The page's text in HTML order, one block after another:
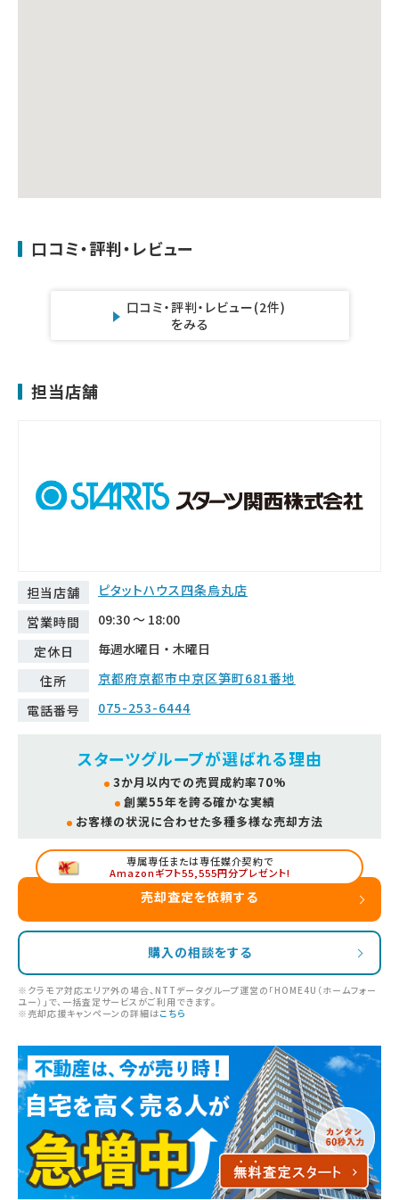
口コミ・評判・レビュー
口コミ・評判・レビュー
をみる
(2件)
担当店舗
担当店舗
ピタットハウス四条烏丸店
営業時間
09:30 ～ 18:00
定休日
毎週水曜日・木曜日
住所
京都府京都市中京区笋町681番地
電話番号
075-253-6444
スターツグループが選ばれる理由
3か月以内での売買成約率70%
創業55年を誇る確かな実績
お客様の状況に合わせた多種多様な売却方法
専属専任または専任媒介契約で
Amazonギフト55,555円分プレゼント!
売却査定を依頼する
購入の相談をする
※クラモア対応エリア外の場合、NTTデータグループ運営の「HOME4U（ホームフォー
ユー）」で、一括査定サービスがご利用できます。
※売却応援キャンペーンの詳細はこちら